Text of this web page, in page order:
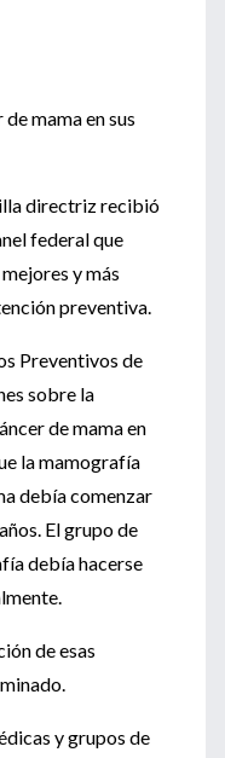
mama en sus
directriz recibió
federal que
y más
preventiva.
Preventivos de
sobre la
de mama en
la mamografía
debía comenzar
El grupo de
debía hacerse
de esas
y grupos de